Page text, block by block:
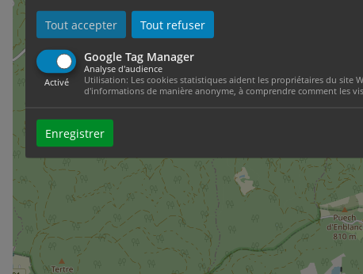
Tout accepter Tout refuser
Google Tag Manager
Activé
Analyse d'audience
Utilisation: Les cookies statistiques aident les propriétaires du site
d'informations de manière anonyme, à comprendre comment les
Enregistrer